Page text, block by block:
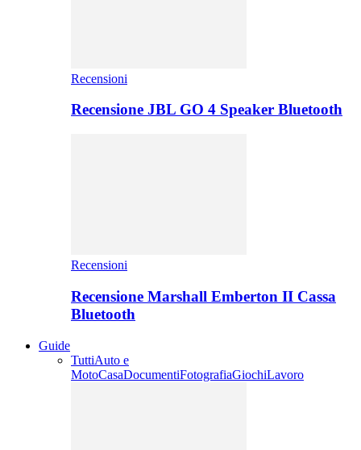
Recensioni
Recensione JBL GO 4 Speaker Bluetooth
Recensioni
Recensione Marshall Emberton II Cassa
Bluetooth
Guide
TuttiAuto e
MotoCasaDocumentiFotografiaGiochiLavoro